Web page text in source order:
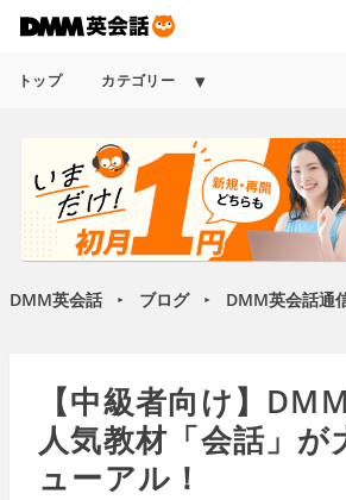
トップ カテゴリー
Expand
DMM英会話 ► ブログ ► DMM英会話通
【中級者向け】
人気教材「会話」が
ューアル！